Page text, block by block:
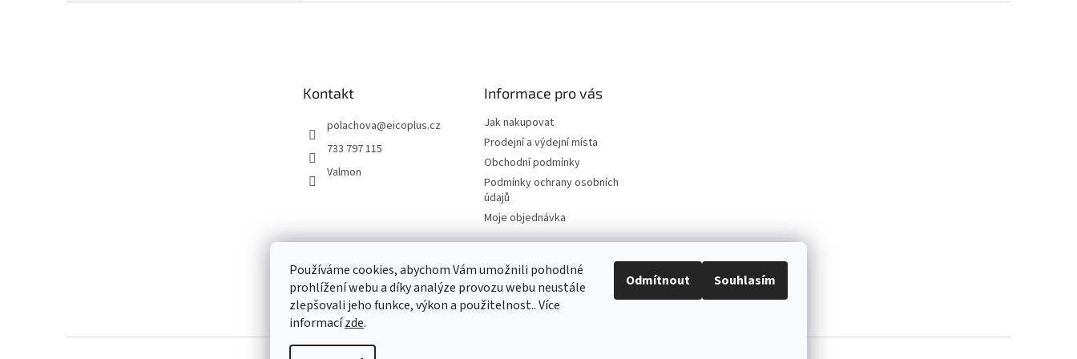
Používáme cookies, abychom Vám umožnili pohodlné
prohlížení webu a díky analýze provozu webu neustále
zlepšovali jeho funkce, výkon a použitelnost.. Více
informacízde.
Odmítnout Souhlasím
Kontakt
polachova@eicoplus.cz
733 797 115
Valmon
Informace pro vás
Jak nakupovat
Prodejní a výdejní místa
Obchodní podmínky
Podmínky ochrany osobních
údajů
Moje objednávka